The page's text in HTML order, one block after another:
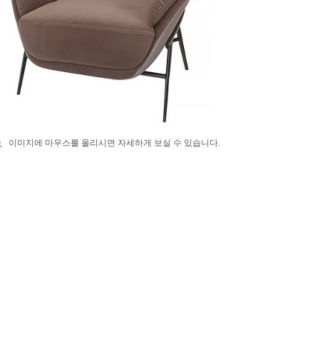
이미지에 마우스를 올리시면 자세하게 보실 수 있습니다.